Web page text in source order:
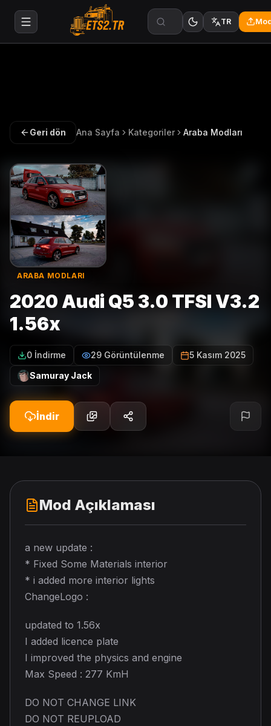
TR
Geri dön Ana Sayfa Kategoriler Araba Modları
ARABA MODLARI
2020 Audi Q5 3.0 TFSI V3.2
1.56x
0 İndirme 29 Görüntülenme
5 Kasım 2025
Samuray Jack
İndir
Mod Açıklaması
a new update :
* Fixed Some Materials interior
* i added more interior lights
ChangeLogo :
updated to 1.56x
I added licence plate
I improved the physics and engine
Max Speed : 277 KmH
DO NOT CHANGE LINK
DO NOT REUPLOAD